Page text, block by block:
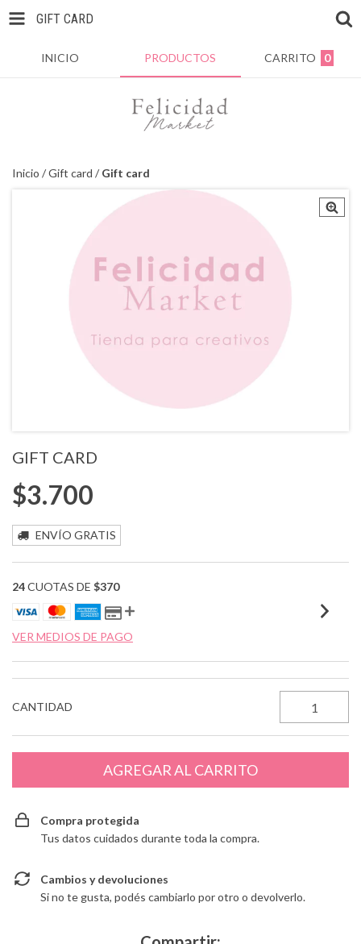
GIFT CARD
INICIO PRODUCTOS CARRITO 0
Inicio /Gift card / Gift card
GIFT CARD
$3.700
ENVÍO GRATIS
24CUOTAS DE $370
VER MEDIOS DE PAGO
CANTIDAD
Compra protegida
Tus datos cuidados durante toda la compra.
Cambios y devoluciones
Si no te gusta, podés cambiarlo por otro o devolverlo.